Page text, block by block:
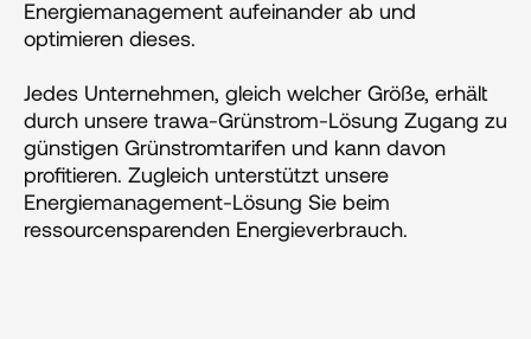
Energiemanagement aufeinander ab und
optimieren dieses.
Jedes Unternehmen, gleich welcher Größe, erhält
durch unsere trawa-Grünstrom-Lösung Zugang zu
günstigen Grünstromtarifen und kann davon
profitieren. Zugleich unterstützt unsere
Energiemanagement-Lösung Sie beim
ressourcensparenden Energieverbrauch.